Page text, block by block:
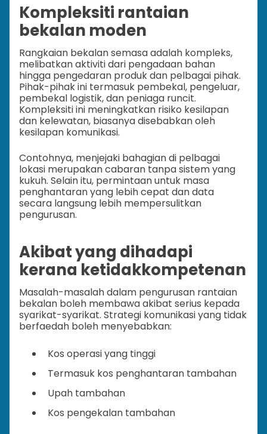
Kompleksiti rantaian
bekalan moden
Rangkaian bekalan semasa adalah kompleks,
melibatkan aktiviti dari pengadaan bahan
hingga pengedaran produk dan pelbagai pihak.
Pihak-pihak ini termasuk pembekal, pengeluar,
pembekal logistik, dan peniaga runcit.
Kompleksiti ini meningkatkan risiko kesilapan
dan kelewatan, biasanya disebabkan oleh
kesilapan komunikasi.
Contohnya, menjejaki bahagian di pelbagai
lokasi merupakan cabaran tanpa sistem yang
kukuh. Selain itu, permintaan untuk masa
penghantaran yang lebih cepat dan data
secara langsung lebih mempersulitkan
pengurusan.
Akibat yang dihadapi
kerana ketidakkompetenan
Masalah-masalah dalam pengurusan rantaian
bekalan boleh membawa akibat serius kepada
syarikat-syarikat. Strategi komunikasi yang tidak
berfaedah boleh menyebabkan:
Kos operasi yang tinggi
Termasuk kos penghantaran tambahan
Upah tambahan
Kos pengekalan tambahan